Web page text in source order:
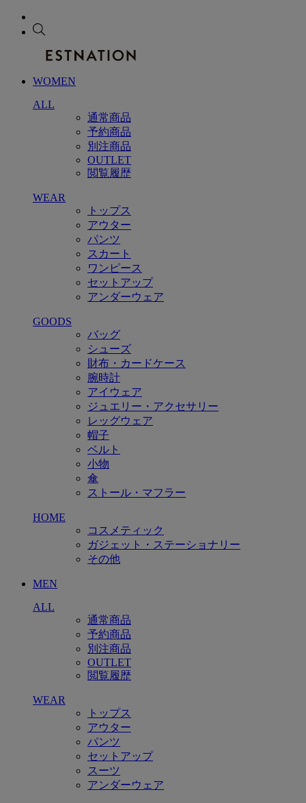
WOMEN
ALL
通常商品
予約商品
別注商品
OUTLET
閲覧履歴
WEAR
トップス
アウター
パンツ
スカート
ワンピース
セットアップ
アンダーウェア
GOODS
バッグ
シューズ
財布・カードケース
腕時計
アイウェア
ジュエリー・アクセサリー
レッグウェア
帽子
ベルト
小物
傘
ストール・マフラー
HOME
コスメティック
ガジェット・ステーショナリー
その他
MEN
ALL
通常商品
予約商品
別注商品
OUTLET
閲覧履歴
WEAR
トップス
アウター
パンツ
セットアップ
スーツ
アンダーウェア